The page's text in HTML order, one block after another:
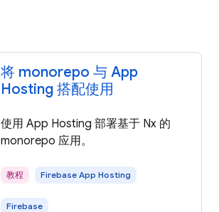
将 monorepo 与 App
Hosting 搭配使用
使用 App Hosting 部署基于 Nx 的
monorepo 应用。
教程 Firebase App Hosting
Firebase